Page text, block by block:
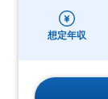
想定年収